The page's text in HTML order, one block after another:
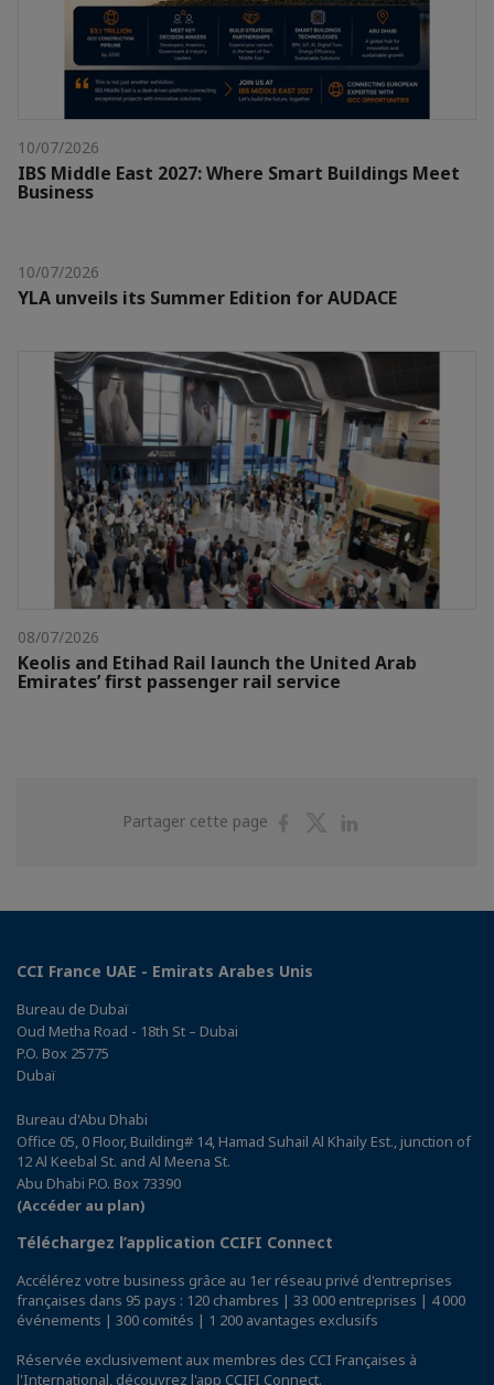
10/07/2026
IBS Middle East 2027: Where Smart Buildings Meet
Business
10/07/2026
YLA unveils its Summer Edition for AUDACE
08/07/2026
Keolis and Etihad Rail launch the United Arab
Emirates’ first passenger rail service
Partager cette page
PartagerPartager
CCI France UAE - Emirats Arabes Unis
Bureau de Dubaï
Oud Metha Road - 18th St – Dubai
P.O. Box 25775
Dubaï
Bureau d'Abu Dhabi
Office 05, 0 Floor, Building# 14, Hamad Suhail Al Khaily Est., junction of
12 Al Keebal St. and Al Meena St.
Abu Dhabi P.O. Box 73390
(Accéder au plan)
Téléchargez l’application CCIFI Connect
Accélérez votre business grâce au 1er réseau privé d'entreprises
françaises dans 95 pays : 120 chambres | 33 000 entreprises | 4 000
événements | 300 comités | 1 200 avantages exclusifs
Réservée exclusivement aux membres des CCI Françaises à
l'International, découvrez l'app CCIFI Connect.